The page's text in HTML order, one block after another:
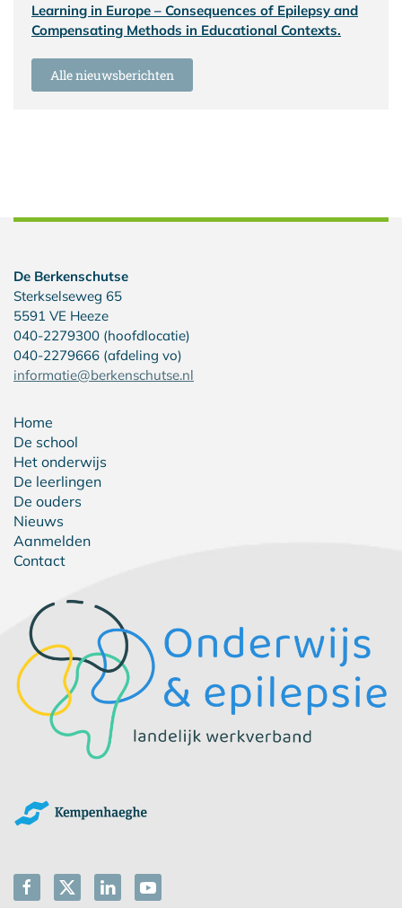
Learning in Europe – Consequences of Epilepsy and
Compensating Methods in Educational Contexts.
Alle nieuwsberichten
De Berkenschutse
Sterkselseweg 65
5591 VE Heeze
040-2279300 (hoofdlocatie)
040-2279666 (afdeling vo)
informatie@berkenschutse.nl
Home
De school
Het onderwijs
De leerlingen
De ouders
Nieuws
Aanmelden
Contact